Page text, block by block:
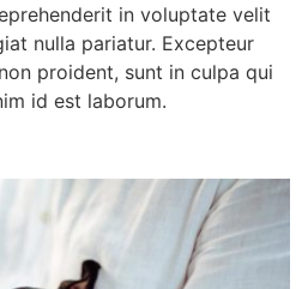
in voluptate velit
nulla pariatur. Excepteur
proident, sunt in culpa qui
id est laborum.